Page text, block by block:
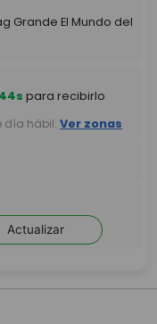
Grande El Mundo del
para recibirlo
día hábil. Ver zonas
Actualizar